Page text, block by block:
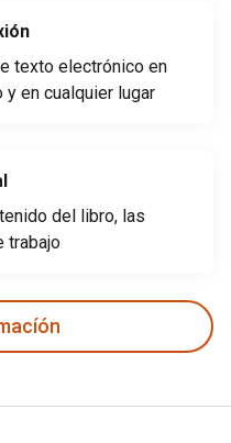
texto electrónico en
en cualquier lugar
del libro, las
trabajo